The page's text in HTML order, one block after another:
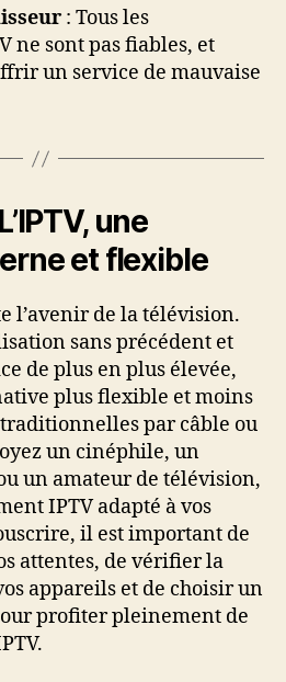
: Tous les
ne sont pas fiables, et
un service de mauvaise
une
et flexible
l’avenir de la télévision.
sans précédent et
de plus en plus élevée,
plus flexible et moins
par câble ou
un cinéphile, un
un amateur de télévision,
IPTV adapté à vos
il est important de
attentes, de vérifier la
appareils et de choisir un
profiter pleinement de